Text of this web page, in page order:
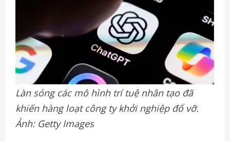
Làn sóng các mô hình trí tuệ nhân tạo đã
khiến hàng loạt công ty khởi nghiệp đổ vỡ.
Ảnh: Getty Images